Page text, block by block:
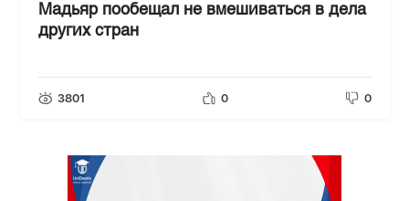
Мадьяр пообещал не вмешиваться в дела
других стран
3801 0 0